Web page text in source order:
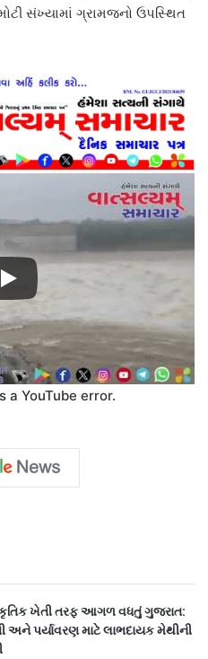
સંખ્યામાં ગ્રામજનો ઉપસ્થિત
a YouTube error.
ખેતી તરફ આગળ વધતું ગુજરાત:
અને પર્યાવરણ માટે લાભદાયક મેથીની